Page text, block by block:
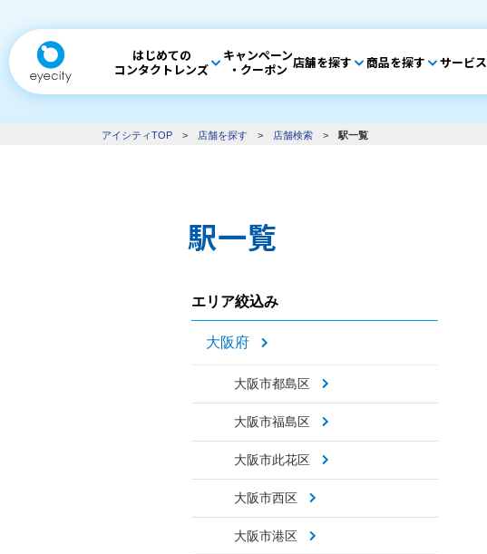
はじめての
コンタクトレンズ
キャンペーン
・クーポン 店舗を探す 商品を探す サービス
アイシティTOP > 店舗を探す > 店舗検索 > 駅一覧
駅一覧
エリア絞込み
大阪府
大阪市都島区
大阪市福島区
大阪市此花区
大阪市西区
大阪市港区